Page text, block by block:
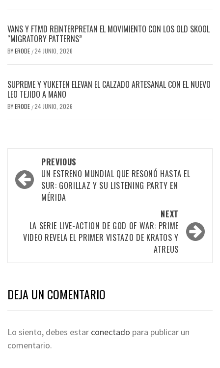
VANS Y FTMD REINTERPRETAN EL MOVIMIENTO CON LOS OLD SKOOL
“MIGRATORY PATTERNS”
BYERODE /24 JUNIO, 2026
SUPREME Y YUKETEN ELEVAN EL CALZADO ARTESANAL CON EL NUEVO
LEO TEJIDO A MANO
BYERODE /24 JUNIO, 2026
PREVIOUS
UN ESTRENO MUNDIAL QUE RESONÓ HASTA EL
SUR: GORILLAZ Y SU LISTENING PARTY EN
MÉRIDA
NEXT
LA SERIE LIVE-ACTION DE GOD OF WAR: PRIME
VIDEO REVELA EL PRIMER VISTAZO DE KRATOS Y
ATREUS
DEJA UN COMENTARIO
Lo siento, debes estar conectado para publicar un
comentario.